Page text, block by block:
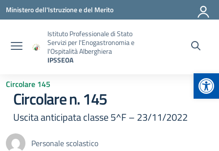
Vai ai contenuti
Vai al menu di navigazione
Vai al footer
Ministero dell'Istruzione e del Merito
Istituto Professionale di Stato
Servizi per l'Enogastronomia e
l'Ospitalità Alberghiera
IPSSEOA
Circolare 145
Circolare n. 145
Uscita anticipata classe 5^F – 23/11/2022
Personale scolastico